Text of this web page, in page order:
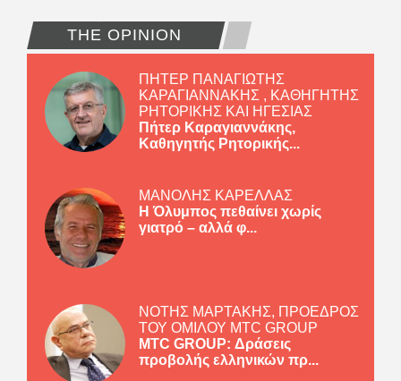
THE OPINION
ΠΗΤΕΡ ΠΑΝΑΓΙΩΤΗΣ
ΚΑΡΑΓΙΑΝΝΑΚΗΣ , ΚΑΘΗΓΗΤΗΣ
ΡΗΤΟΡΙΚΗΣ ΚΑΙ ΗΓΕΣΙΑΣ
Πήτερ Καραγιαννάκης,
Καθηγητής Ρητορικής...
ΜΑΝΟΛΗΣ ΚΑΡΕΛΛΑΣ
Η Όλυμπος πεθαίνει χωρίς
γιατρό – αλλά φ...
ΝΟΤΗΣ ΜΑΡΤΑΚΗΣ, ΠΡΟΕΔΡΟΣ
ΤΟΥ ΟΜΙΛΟΥ MTC GROUP
MTC GROUP: Δράσεις
προβολής ελληνικών πρ...